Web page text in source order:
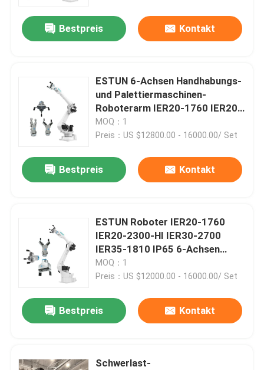
Bestpreis Kontakt
ESTUN 6-Achsen Handhabungs-
und Palettiermaschinen-
Roboterarm IER20-1760 IER20-
2300-HI IER30-2700 IER35-
1810
MOQ：1
Preis：US $12800.00 - 16000.00/ Set
Bestpreis Kontakt
ESTUN Roboter IER20-1760
IER20-2300-HI IER30-2700
IER35-1810 IP65 6-Achsen
Handling Lichtbogenschweißen
Be- und Entladungsroboter
MOQ：1
Preis：US $12000.00 - 16000.00/ Set
Bestpreis Kontakt
Schwerlast-